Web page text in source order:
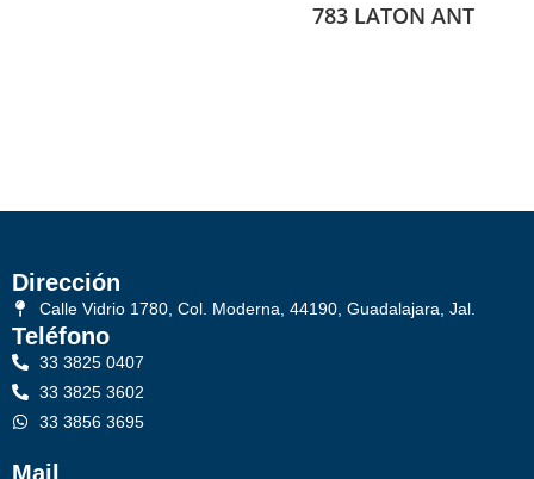
783 LATON ANT
Dirección
Calle Vidrio 1780, Col. Moderna, 44190, Guadalajara, Jal.
Teléfono
33 3825 0407
33 3825 3602
33 3856 3695
Mail